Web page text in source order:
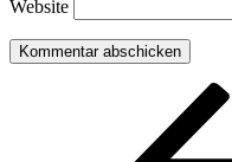
Website
Beitragsnavigation